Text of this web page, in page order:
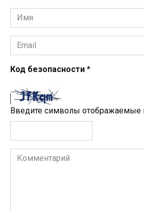
Имя
*
Email
*
Код безопасности *
Введите символы
Комментарий